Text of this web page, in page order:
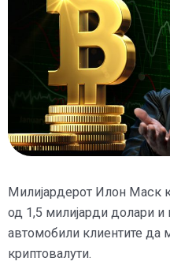
Милијардерот Илон Маск
од 1,5 милијарди долари и
автомобили клиентите да
криптовалути.